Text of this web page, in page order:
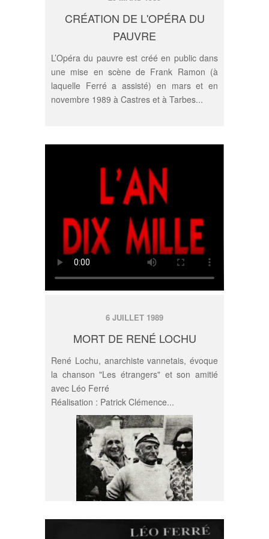
CRÉATION DE L'OPÉRA DU
PAUVRE
L’Opéra du pauvre est créé en public dans
une mise en scène de Frank Ramon (à
laquelle Ferré a assisté) en mars et en
novembre 1989 à Castres et à Tarbes...
6 JUILLET 1989
MORT DE RENÉ LOCHU
René Lochu, anarchiste vannetais, évoque
la chanson "Les étrangers" et son amitié
avec Léo Ferré
Réalisation : Patrick Clémence...